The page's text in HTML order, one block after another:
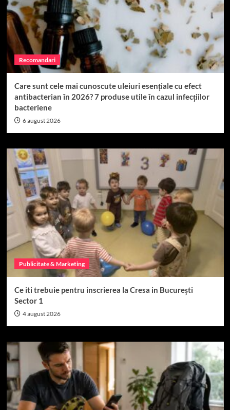
Recomandari
Care sunt cele mai cunoscute uleiuri esențiale cu efect
antibacterian în 2026? 7 produse utile în cazul infecțiilor
bacteriene
6 august 2026
Publicitate & Marketing
Ce iti trebuie pentru inscrierea la Cresa in București
Sector 1
4 august 2026